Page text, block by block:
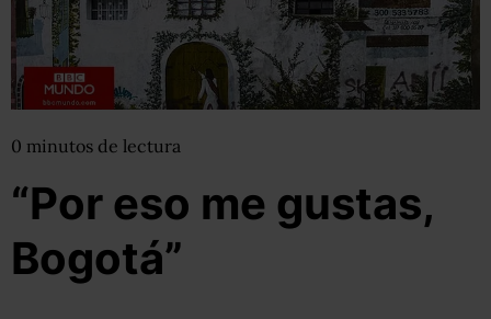
0 minutos de lectura
“Por eso me gustas,
Bogotá”